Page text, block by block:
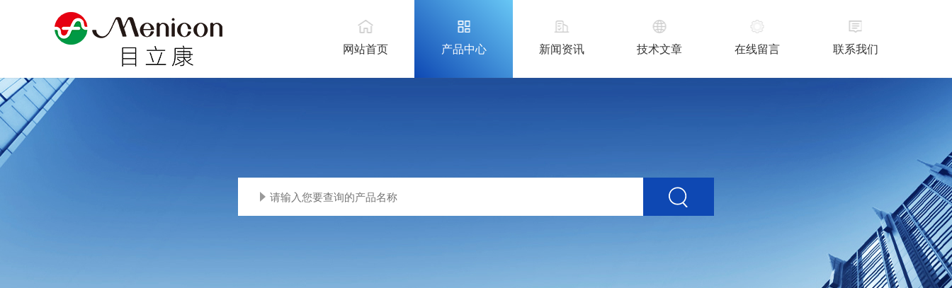
网站首页 产品中心 新闻资讯 技术文章 在线留言 联系我们